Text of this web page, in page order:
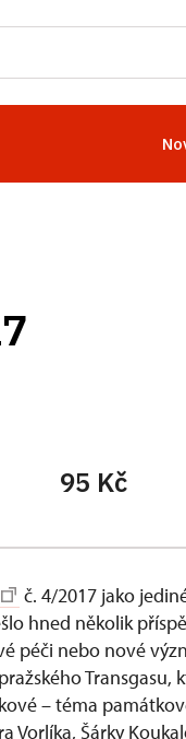
95 Kč
č. 4/2017 jako
hned několik
péči nebo nové
Transgasu,
– téma
Vorlíka, Šárky